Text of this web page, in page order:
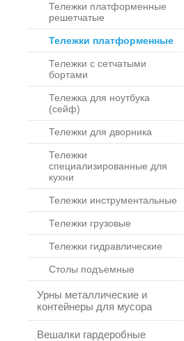
Тележки платформенные
решетчатые
Тележки платформенные
Тележки с сетчатыми
бортами
Тележка для ноутбука
(сейф)
Тележки для дворника
Тележки
специализированные для
кухни
Тележки инструментальные
Тележки грузовые
Тележки гидравлические
Столы подъемные
Урны металлические и
контейнеры для мусора
Вешалки гардеробные